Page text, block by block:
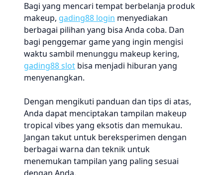
Bagi yang mencari tempat berbelanja produk
makeup, gading88 login menyediakan
berbagai pilihan yang bisa Anda coba. Dan
bagi penggemar game yang ingin mengisi
waktu sambil menunggu makeup kering,
gading88 slot bisa menjadi hiburan yang
menyenangkan.
Dengan mengikuti panduan dan tips di atas,
Anda dapat menciptakan tampilan makeup
tropical vibes yang eksotis dan memukau.
Jangan takut untuk bereksperimen dengan
berbagai warna dan teknik untuk
menemukan tampilan yang paling sesuai